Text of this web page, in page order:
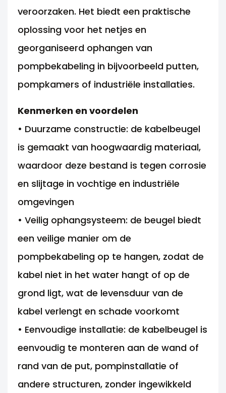
veroorzaken. Het biedt een praktische
oplossing voor het netjes en
georganiseerd ophangen van
pompbekabeling in bijvoorbeeld putten,
pompkamers of industriële installaties.
Kenmerken en voordelen
• Duurzame constructie: de kabelbeugel
is gemaakt van hoogwaardig materiaal,
waardoor deze bestand is tegen corrosie
en slijtage in vochtige en industriële
omgevingen
• Veilig ophangsysteem: de beugel biedt
een veilige manier om de
pompbekabeling op te hangen, zodat de
kabel niet in het water hangt of op de
grond ligt, wat de levensduur van de
kabel verlengt en schade voorkomt
• Eenvoudige installatie: de kabelbeugel is
eenvoudig te monteren aan de wand of
rand van de put, pompinstallatie of
andere structuren, zonder ingewikkeld